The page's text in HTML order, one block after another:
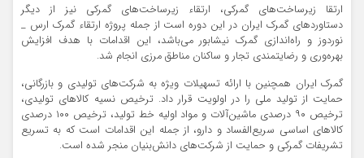
ارتقا زیرساخت‌های گمرکی، ارتقاء زیرساخت‌های گمرکی نیز از دیگر
دستاوردهای گمرک ایران در این دوره است از جمله پروژه ارتقاء گمرک ارس _
نوردوز و راه‌اندازی گمرک نیشابور می‌باشد، این اقدامات با هدف افزایش
بهره‌وری و رضایتمندی تجار و ساکنان مناطق مرزی انجام شد.
گمرک ایران همچنین با ارائه تسهیلات ویژه به شرکت‌های تولیدی و بازرگانی،
حمایت از تولید ملی را در اولویت قرار داد. ترخیص نسیه کالاهای تولیدی،
ترخیص ۹۰ درصدی ماشین‌آلات و مواد اولیه خط تولید، ترخیص ۱۰۰ درصدی
کالاهای اساسی سریع‌الفساد و دارو، از جمله این اقدامات است که به تسریع
تشریفات گمرکی و حمایت از شرکت‌های دانش‌بنیان منجر شده است.